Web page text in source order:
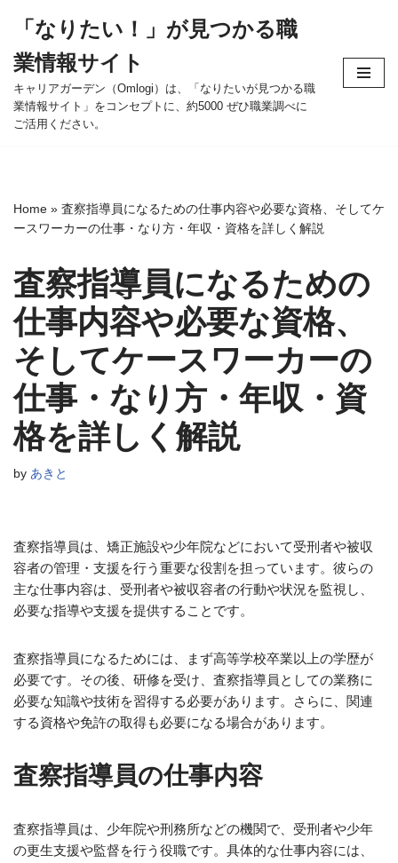
ン
テ
ン
ツ
ッ
「なりたい！」が見つかる職
業情報サイト
キャリアガーデン（Omlogi）は、「なりたいが見つかる職
業情報サイト」をコンセプトに、約5000 ぜひ職業調べに
ご活用ください。
Home » 査察指導員になるための仕事内容や必要な資格、そしてケ
ースワーカーの仕事・なり方・年収・資格を詳しく解説
査察指導員になるための
仕事内容や必要な資格、
そしてケースワーカーの
仕事・なり方・年収・資
格を詳しく解説
by あきと
査察指導員は、矯正施設や少年院などにおいて受刑者や被収
容者の管理・支援を行う重要な役割を担っています。彼らの
主な仕事内容は、受刑者や被収容者の行動や状況を監視し、
必要な指導や支援を提供することです。
査察指導員になるためには、まず高等学校卒業以上の学歴が
必要です。その後、研修を受け、査察指導員としての業務に
必要な知識や技術を習得する必要があります。さらに、関連
する資格や免許の取得も必要になる場合があります。
査察指導員の仕事内容
査察指導員は、少年院や刑務所などの機関で、受刑者や少年
の更生支援や監督を行う役職です。具体的な仕事内容には、